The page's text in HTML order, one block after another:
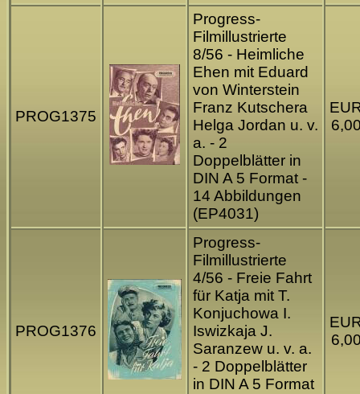
PROG1375
Progress-
Filmillustrierte
8/56 - Heimliche
Ehen mit Eduard
von Winterstein
Franz Kutschera
Helga Jordan u. v.
a. - 2
Doppelblätter in
DIN A 5 Format -
14 Abbildungen
(EP4031)
PROG1376
Progress-
Filmillustrierte
4/56 - Freie Fahrt
für Katja mit T.
Konjuchowa I.
Iswizkaja J.
Saranzew u. v. a.
- 2 Doppelblätter
in DIN A 5 Format